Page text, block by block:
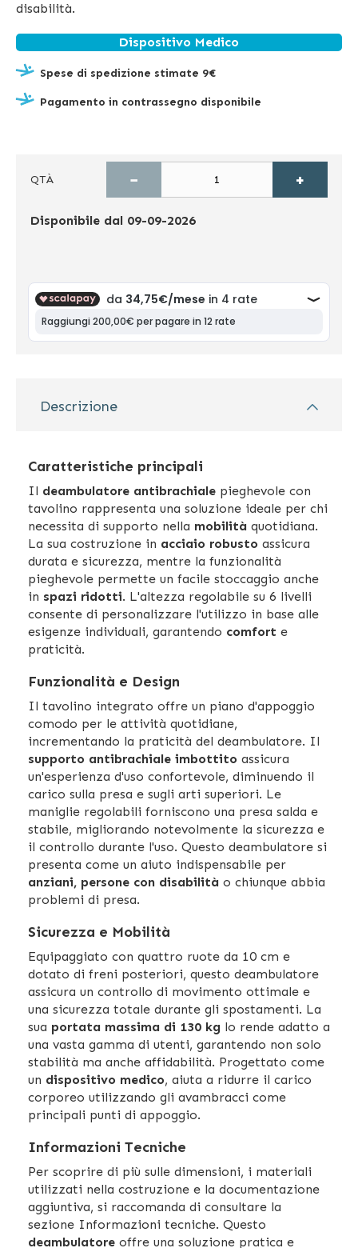
disabilità.
Dispositivo Medico
Spese di spedizione stimate 9€
Pagamento in contrassegno disponibile
QTÀ − +
Disponibile dal 09-09-2026
Descrizione
Caratteristiche principali
Il deambulatore antibrachiale pieghevole con
tavolino rappresenta una soluzione ideale per chi
necessita di supporto nella mobilità quotidiana.
La sua costruzione in acciaio robusto assicura
durata e sicurezza, mentre la funzionalità
pieghevole permette un facile stoccaggio anche
in spazi ridotti. L'altezza regolabile su 6 livelli
consente di personalizzare l'utilizzo in base alle
esigenze individuali, garantendo comfort e
praticità.
Funzionalità e Design
Il tavolino integrato offre un piano d'appoggio
comodo per le attività quotidiane,
incrementando la praticità del deambulatore. Il
supporto antibrachiale imbottito assicura
un'esperienza d'uso confortevole, diminuendo il
carico sulla presa e sugli arti superiori. Le
maniglie regolabili forniscono una presa salda e
stabile, migliorando notevolmente la sicurezza e
il controllo durante l'uso. Questo deambulatore si
presenta come un aiuto indispensabile per
anziani, persone con disabilità o chiunque abbia
problemi di presa.
Sicurezza e Mobilità
Equipaggiato con quattro ruote da 10 cm e
dotato di freni posteriori, questo deambulatore
assicura un controllo di movimento ottimale e
una sicurezza totale durante gli spostamenti. La
sua portata massima di 130 kg lo rende adatto a
una vasta gamma di utenti, garantendo non solo
stabilità ma anche affidabilità. Progettato come
un dispositivo medico, aiuta a ridurre il carico
corporeo utilizzando gli avambracci come
principali punti di appoggio.
Informazioni Tecniche
Per scoprire di più sulle dimensioni, i materiali
utilizzati nella costruzione e la documentazione
aggiuntiva, si raccomanda di consultare la
sezione Informazioni tecniche. Questo
deambulatore offre una soluzione pratica e